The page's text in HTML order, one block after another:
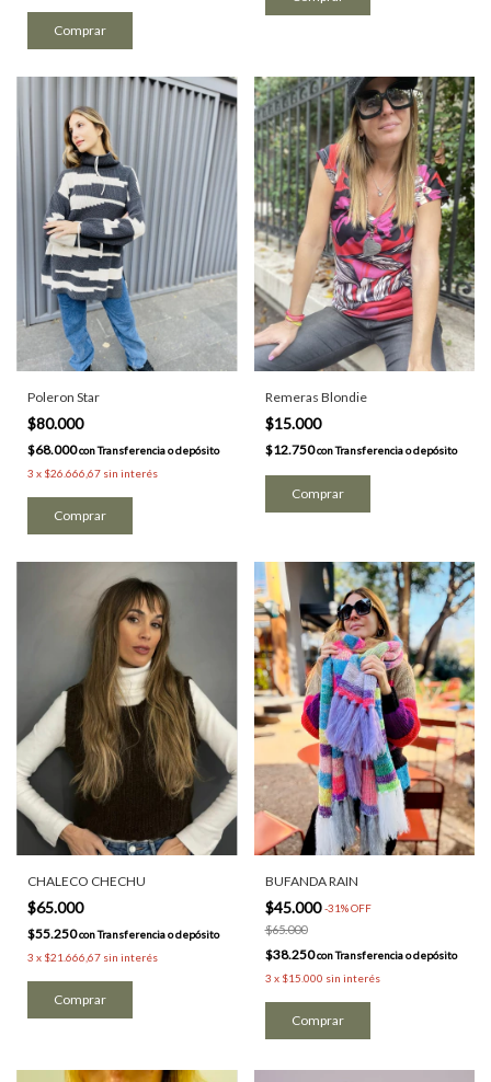
Comprar
Poleron Star
$80.000
$68.000conTransferencia o depósito
3 x $26.666,67 sin interés
Comprar
Remeras Blondie
$15.000
$12.750conTransferencia o depósito
Comprar
CHALECO CHECHU
$65.000
$55.250conTransferencia o depósito
3 x $21.666,67 sin interés
Comprar
BUFANDA RAIN
$45.000-31%OFF
$65.000
$38.250conTransferencia o depósito
3 x $15.000 sin interés